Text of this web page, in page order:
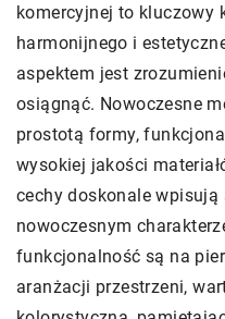
komercyjnej to kluczowy
harmonijnego i
aspektem jest
osiągnąć. Nowoczesne
prostotą formy,
wysokiej jakości
cechy doskonale wpisują
nowoczesnym
funkcjonalność są na
aranżacji przestrzeni,